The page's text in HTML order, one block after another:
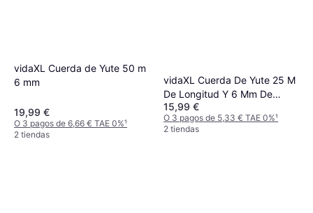
vidaXL Cuerda de Yute 50 m
6 mm
19,99 €
O 3 pagos de 6,66 € TAE 0%¹
2 tiendas
vidaXL Cuerda De Yute 25 M
De Longitud Y 6 Mm De
Grosor
15,99 €
O 3 pagos de 5,33 € TAE 0%¹
2 tiendas